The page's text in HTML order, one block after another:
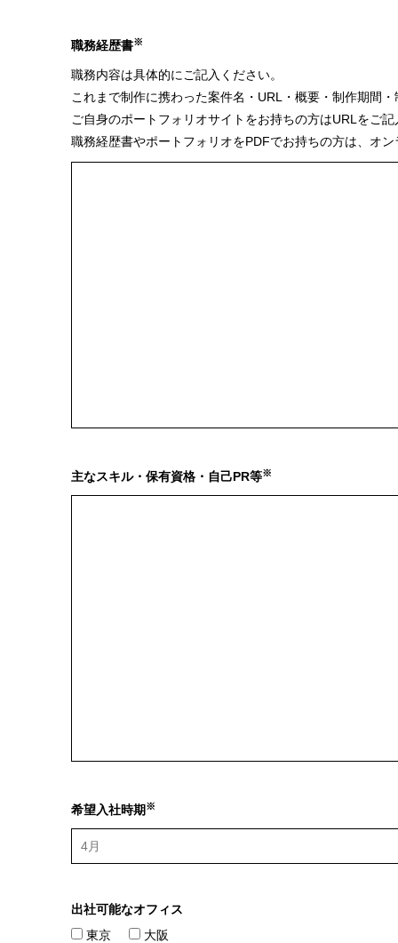
職務経歴書※
職務内容は具体的にご記入ください。
これまで制作に携わった案件名・URL・概要・制作期間
ご自身のポートフォリオサイトをお持ちの方はURLをご
職務経歴書やポートフォリオをPDFでお持ちの方は、オ
主なスキル・保有資格・自己PR等※
希望入社時期 ※
出社可能なオフィス
東京
大阪